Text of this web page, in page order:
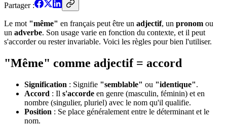
Partager :
Le mot "même" en français peut être un adjectif, un pronom ou
un adverbe. Son usage varie en fonction du contexte, et il peut
s'accorder ou rester invariable. Voici les règles pour bien l'utiliser.
"Même" comme adjectif = accord
Signification : Signifie "semblable" ou "identique".
Accord : Il s'accorde en genre (masculin, féminin) et en
nombre (singulier, pluriel) avec le nom qu'il qualifie.
Position : Se place généralement entre le déterminant et le
nom.